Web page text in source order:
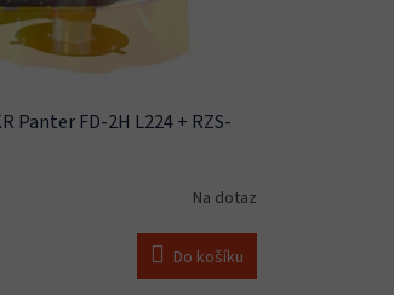
Panter FD-2H L224 + RZS-
Na dotaz
Do košíku